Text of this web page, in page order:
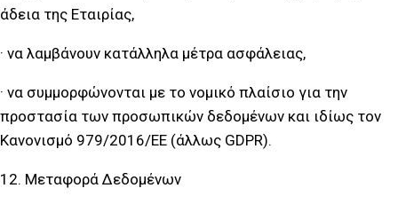
άδεια της Εταιρίας,
· να λαμβάνουν κατάλληλα μέτρα ασφάλειας,
· να συμμορφώνονται με το νομικό πλαίσιο για την
προστασία των προσωπικών δεδομένων και ιδίως τον
Κανονισμό 979/2016/ΕΕ (άλλως GDPR).
12. Μεταφορά Δεδομένων